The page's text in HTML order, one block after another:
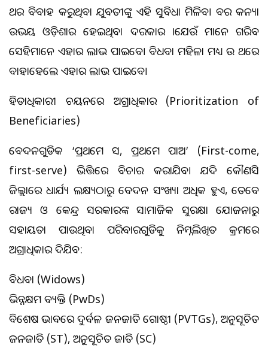
ଥର ବିବାହ କରୁଥିବା ଯୁବତୀଙ୍କୁ ଏହି ସୁବିଧା ମିଳିବ। ବର କନ୍ୟା
ଉଭୟ ଓଡ଼ିଶାର ହେଇଥିବା ଦରକାର ।ଯେଉଁ ମାନେ ଗରିବ
ସେହିମାନେ ଏହାର ଲାଭ ପାଇବେ। ବିଧବା ମହିଳା ମଧ୍ୟ ଆଉ ଥରେ
ବାହାହେଲେ ଏହାର ଲାଭ ପାଇବେ।
ହିତାଧିକାରୀ ଚୟନରେ ଅଗ୍ରାଧିକାର (Prioritization of
Beneficiaries)
ଆବେଦନଗୁଡିକ ‘ପ୍ରଥମେ ଆସ, ପ୍ରଥମେ ପାଅ’ (First-come,
first-serve) ଭିତ୍ତିରେ ବିଚାର କରାଯିବ। ଯଦି କୌଣସି
ଜିଲ୍ଲାରେ ଧାର୍ଯ୍ୟ ଲକ୍ଷ୍ୟଠାରୁ ଆବେଦନ ସଂଖ୍ୟା ଅଧିକ ହୁଏ, ତେବେ
ରାଜ୍ୟ ଓ କେନ୍ଦ୍ର ସରକାରଙ୍କ ସାମାଜିକ ସୁରକ୍ଷା ଯୋଜନାରୁ
ସହାୟତା ପାଉଥିବା ପରିବାରଗୁଡିକୁ ନିମ୍ନଲିଖିତ କ୍ରମରେ
ଅଗ୍ରାଧିକାର ଦିଆଯିବ:
ବିଧବା (Widows)
ଭିନ୍ନକ୍ଷମ ବ୍ୟକ୍ତି (PwDs)
ବିଶେଷ ଭାବରେ ଦୁର୍ବଳ ଜନଜାତି ଗୋଷ୍ଠୀ (PVTGs), ଅନୁସୂଚିତ
ଜନଜାତି (ST), ଅନୁସୂଚିତ ଜାତି (SC)